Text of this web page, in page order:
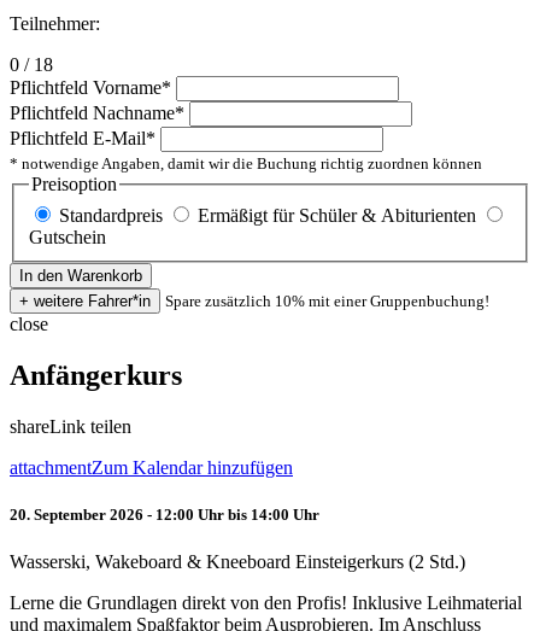
Teilnehmer:
0 / 18
Pflichtfeld Vorname*
Pflichtfeld Nachname*
Pflichtfeld E-Mail*
* notwendige Angaben, damit wir die Buchung richtig zuordnen können
Preisoption
Standardpreis
Ermäßigt für Schüler & Abiturienten
Gutschein
Spare zusätzlich 10% mit einer Gruppenbuchung!
close
Anfängerkurs
shareLink teilen
attachmentZum Kalendar hinzufügen
20. September 2026 - 12:00 Uhr bis 14:00 Uhr
Wasserski, Wakeboard & Kneeboard Einsteigerkurs (2 Std.)
Lerne die Grundlagen direkt von den Profis! Inklusive Leihmaterial
und maximalem Spaßfaktor beim Ausprobieren. Im Anschluss